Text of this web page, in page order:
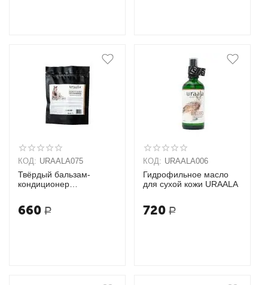
КОД: URAALA075
Твёрдый бальзам-
кондиционер
URAALA
660 Р
КОД: URAALA006
Гидрофильное масло
для сухой кожи URAALA
720 Р